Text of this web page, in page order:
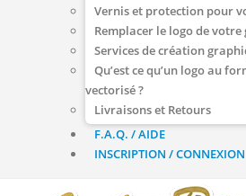
Vernis et protection pour
Remplacer le logo de
Services de création
Qu’est ce qu’un logo au
vectorisé ?
Livraisons et Retours
F.A.Q. / AIDE
INSCRIPTION / CONNEXION